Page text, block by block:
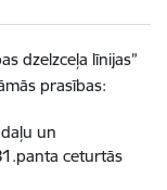
dzelzceļa līnijas”
prasības:
un
ceturtās